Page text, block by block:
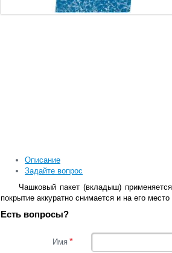
Описание
Задайте вопрос
Чашковый пакет (вкладыш)
покрытие аккуратно снимается и на его
Есть вопросы?
Имя *